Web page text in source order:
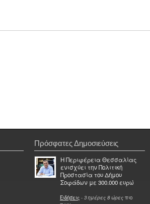
Πρόσφατες Δημοσιεύσεις
Η Περιφέρεια Θεσσαλίας
ενισχύει την Πολιτική
Προστασία του Δήμου
Σοφάδων με 300.000 ευρώ
Ειδήσεις - 3 ημέρες 8 ώρες πιο